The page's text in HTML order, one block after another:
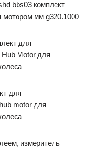
bbs03 комплект
мотором мм g320.1000
для
motor для